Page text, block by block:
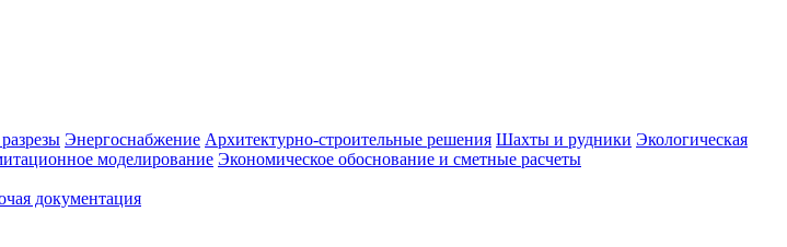
Энергоснабжение Архитектурно-строительные решения Шахты и рудники Экологическая
моделирование Экономическое обоснование и сметные расчеты
документация